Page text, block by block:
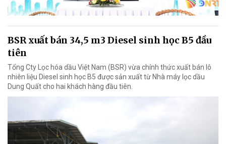
BSR xuất bán 34,5 m3 Diesel sinh học B5 đầu
tiên
Tổng Cty Lọc hóa dầu Việt Nam (BSR) vừa chính thức xuất bán lô
nhiên liệu Diesel sinh học B5 được sản xuất từ Nhà máy lọc dầu
Dung Quất cho hai khách hàng đầu tiên.